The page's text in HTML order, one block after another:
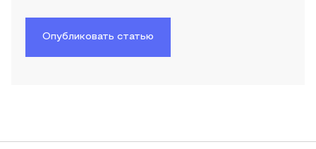
Опубликовать статью